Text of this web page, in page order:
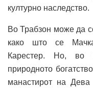
културно наследство.
Во Трабзон може да
како што се
Карестер. Но, во
природното
манастирот на Дева